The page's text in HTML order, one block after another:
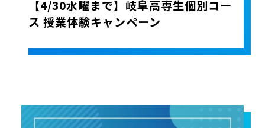
【4/30水曜まで】岐阜高専生個別コー
ス 授業体験キャンペーン